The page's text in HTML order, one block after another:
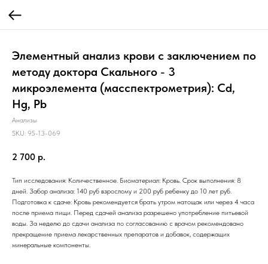
Элементный анализ крови с заключением по
методу доктора Скального - 3
микроэлемента (масспектрометрия): Cd,
Hg, Pb
Анализы
SKU: 95-13-069
2 700 р.
Тип исследования: Количественное. Биоматериал: Кровь. Срок выполнения: 8
дней. Забор анализа: 140 руб взрослому и 200 руб ребенку до 10 лет руб.
Подготовка к сдаче: Кровь рекомендуется брать утром натощак или через 4 часа
после приема пищи. Перед сдачей анализа разрешено употребление питьевой
воды. За неделю до сдачи анализа по согласованию с врачом рекомендовано
прекращение приема лекарственных препаратов и добавок, содержащих
минеральные компоненты.